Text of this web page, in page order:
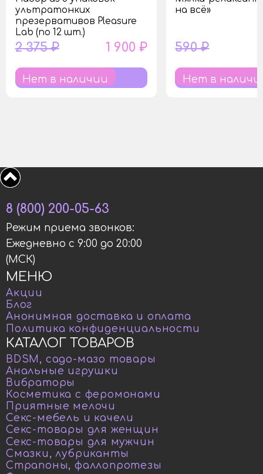
ультратонких
презервативов Pleasure
Lab (по 12 шт.)
2 375 ₽ 1 900 ₽
Нет в наличии
на всё»
590 ₽
Нет в
КАТАЛОГ ТОВАРОВ
BDSM, садо-мазо товары
Анальные игрушки
Вибраторы
Косметика с феромонами
Приятные мелочи
Секс-мебель и качели
Секс-товары для женщин
Секс-товары для мужчин
Смазки, лубриканты
Страпоны, фаллопротезы
МЕНЮ
Акции
Блог
Анонимная доставка и оплата
Политика конфиденциальности
8 (800) 200-05-63
Режим приема звонков:
Ежедневно с 9:00 до 20:00
(МСК)